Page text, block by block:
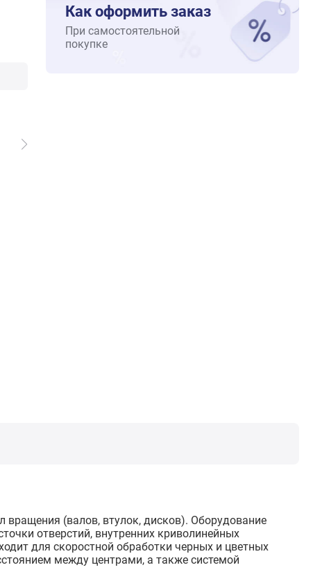
вращения (валов, втулок, дисков). Оборудование
отверстий, внутренних криволинейных
для скоростной обработки черных и цветных
между центрами, а также системой
Как оформить заказ
При самостоятельной
покупке